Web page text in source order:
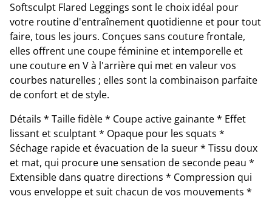
Softsculpt Flared Leggings sont le choix idéal pour
votre routine d'entraînement quotidienne et pour tout
faire, tous les jours. Conçues sans couture frontale,
elles offrent une coupe féminine et intemporelle et
une couture en V à l'arrière qui met en valeur vos
courbes naturelles ; elles sont la combinaison parfaite
de confort et de style.
Détails * Taille fidèle * Coupe active gainante * Effet
lissant et sculptant * Opaque pour les squats *
Séchage rapide et évacuation de la sueur * Tissu doux
et mat, qui procure une sensation de seconde peau *
Extensible dans quatre directions * Compression qui
vous enveloppe et suit chacun de vos mouvements *